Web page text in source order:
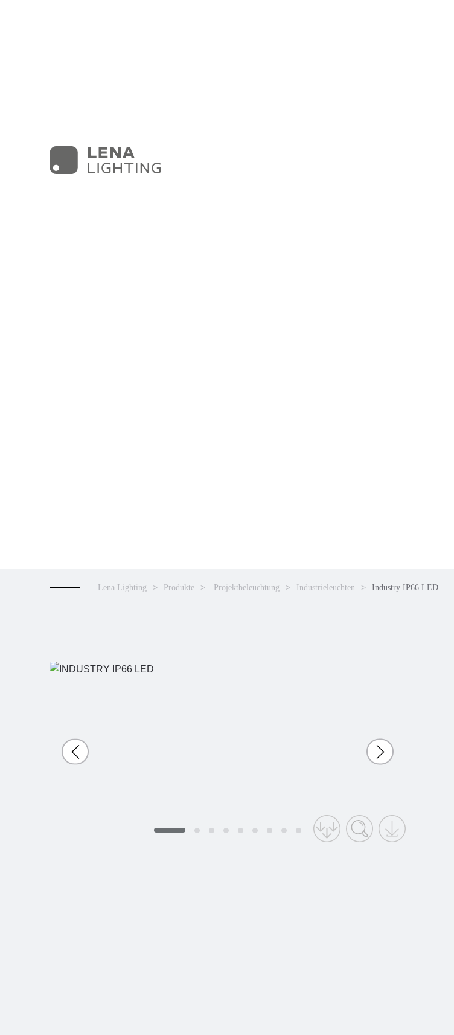
Lena Lighting Produkte Projektbeleuchtung Industrieleuchten Industry IP66 LED